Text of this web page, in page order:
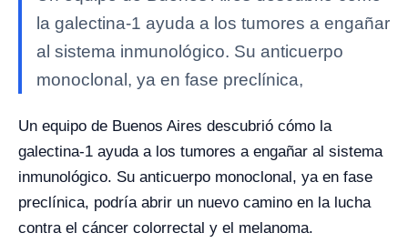
la galectina-1 ayuda a los tumores a engañar
al sistema inmunológico. Su anticuerpo
monoclonal, ya en fase preclínica,
Un equipo de Buenos Aires descubrió cómo la
galectina-1 ayuda a los tumores a engañar al sistema
inmunológico. Su anticuerpo monoclonal, ya en fase
preclínica, podría abrir un nuevo camino en la lucha
contra el cáncer colorrectal y el melanoma.